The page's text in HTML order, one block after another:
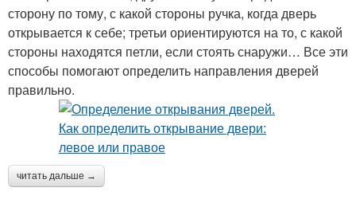
сторону по тому, с какой стороны ручка, когда дверь
открывается к себе; третьи ориентируются на то, с какой
стороны находятся петли, если стоять снаружи… Все эти
способы помогают определить направления дверей
правильно.
читать дальше →